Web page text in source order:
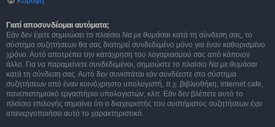
Γιατί αποσυνδέομαι αυτόματα;
Εάν δεν έχετε σημειώσει το πλαίσιο Να με θυμάσαι κατά τη σύνδεση σας, το
σύστημα συζητήσεων θα σας διατηρεί συνδεδεμένο μόνο για έναν καθορισμένο
χρόνο. Αυτό αποτρέπει την κατάχρηση του λογαριασμού σας από κάποιον
άλλο. Για να παραμείνετε συνδεδεμένοι, σημειώστε το πλαίσιο Να με θυμάσαι
κατά τη σύνδεση σας. Αυτό δεν συνιστάται εάν συνδέεστε στο σύστημα
συζητήσεων από έναν κοινόχρηστο υπολογιστή, π.χ. βιβλιοθήκη, internet cafe,
πανεπιστημιακό εργαστήριο υπολογιστών, κλπ. Εάν δεν βλέπετε αυτό το
πλαίσιο επιλογής σημαίνει ότι ο διαχειριστής του συστήματος συζητήσεων έχει
απενεργοποιήσει αυτό το χαρακτηριστικό.